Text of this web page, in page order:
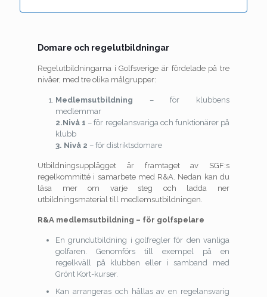
Domare och regelutbildningar
Regelutbildningarna i Golfsverige är fördelade på tre
nivåer, med tre olika målgrupper:
Medlemsutbildning – för klubbens
medlemmar
2.Nivå 1 – för regelansvariga och funktionärer på
klubb
3. Nivå 2 – för distriktsdomare
Utbildningsupplägget är framtaget av SGF:s
regelkommitté i samarbete med R&A. Nedan kan du
läsa mer om varje steg och ladda ner
utbildningsmaterial till medlemsutbildningen.
R&A medlemsutbildning – för golfspelare
En grundutbildning i golfregler för den vanliga
golfaren. Genomförs till exempel på en
regelkväll på klubben eller i samband med
Grönt Kort-kurser.
Kan arrangeras och hållas av en regelansvarig